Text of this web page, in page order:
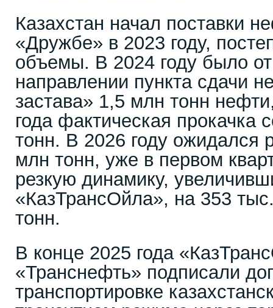
Казахстан начал поставки
«Дружбе» в 2023 году,
объемы. В 2024 году было
направлении пункта сдачи
застава» 1,5 млн тонн
года фактическая прокачка
тонн. В 2026 году ожидался
млн тонн, уже в первом
резкую динамику,
«КазТрансОйла», на 353
тонн.
В конце 2025 года
«Транснефть» подписали
транспортировке